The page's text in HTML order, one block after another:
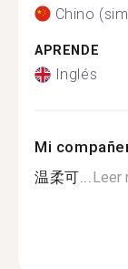
Chino
APRENDE
Inglés
Mi
温柔可...Leer